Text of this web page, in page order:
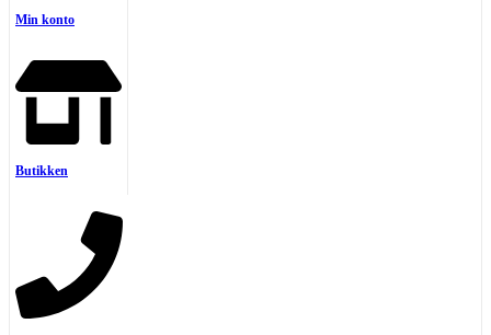
Min konto
Butikken